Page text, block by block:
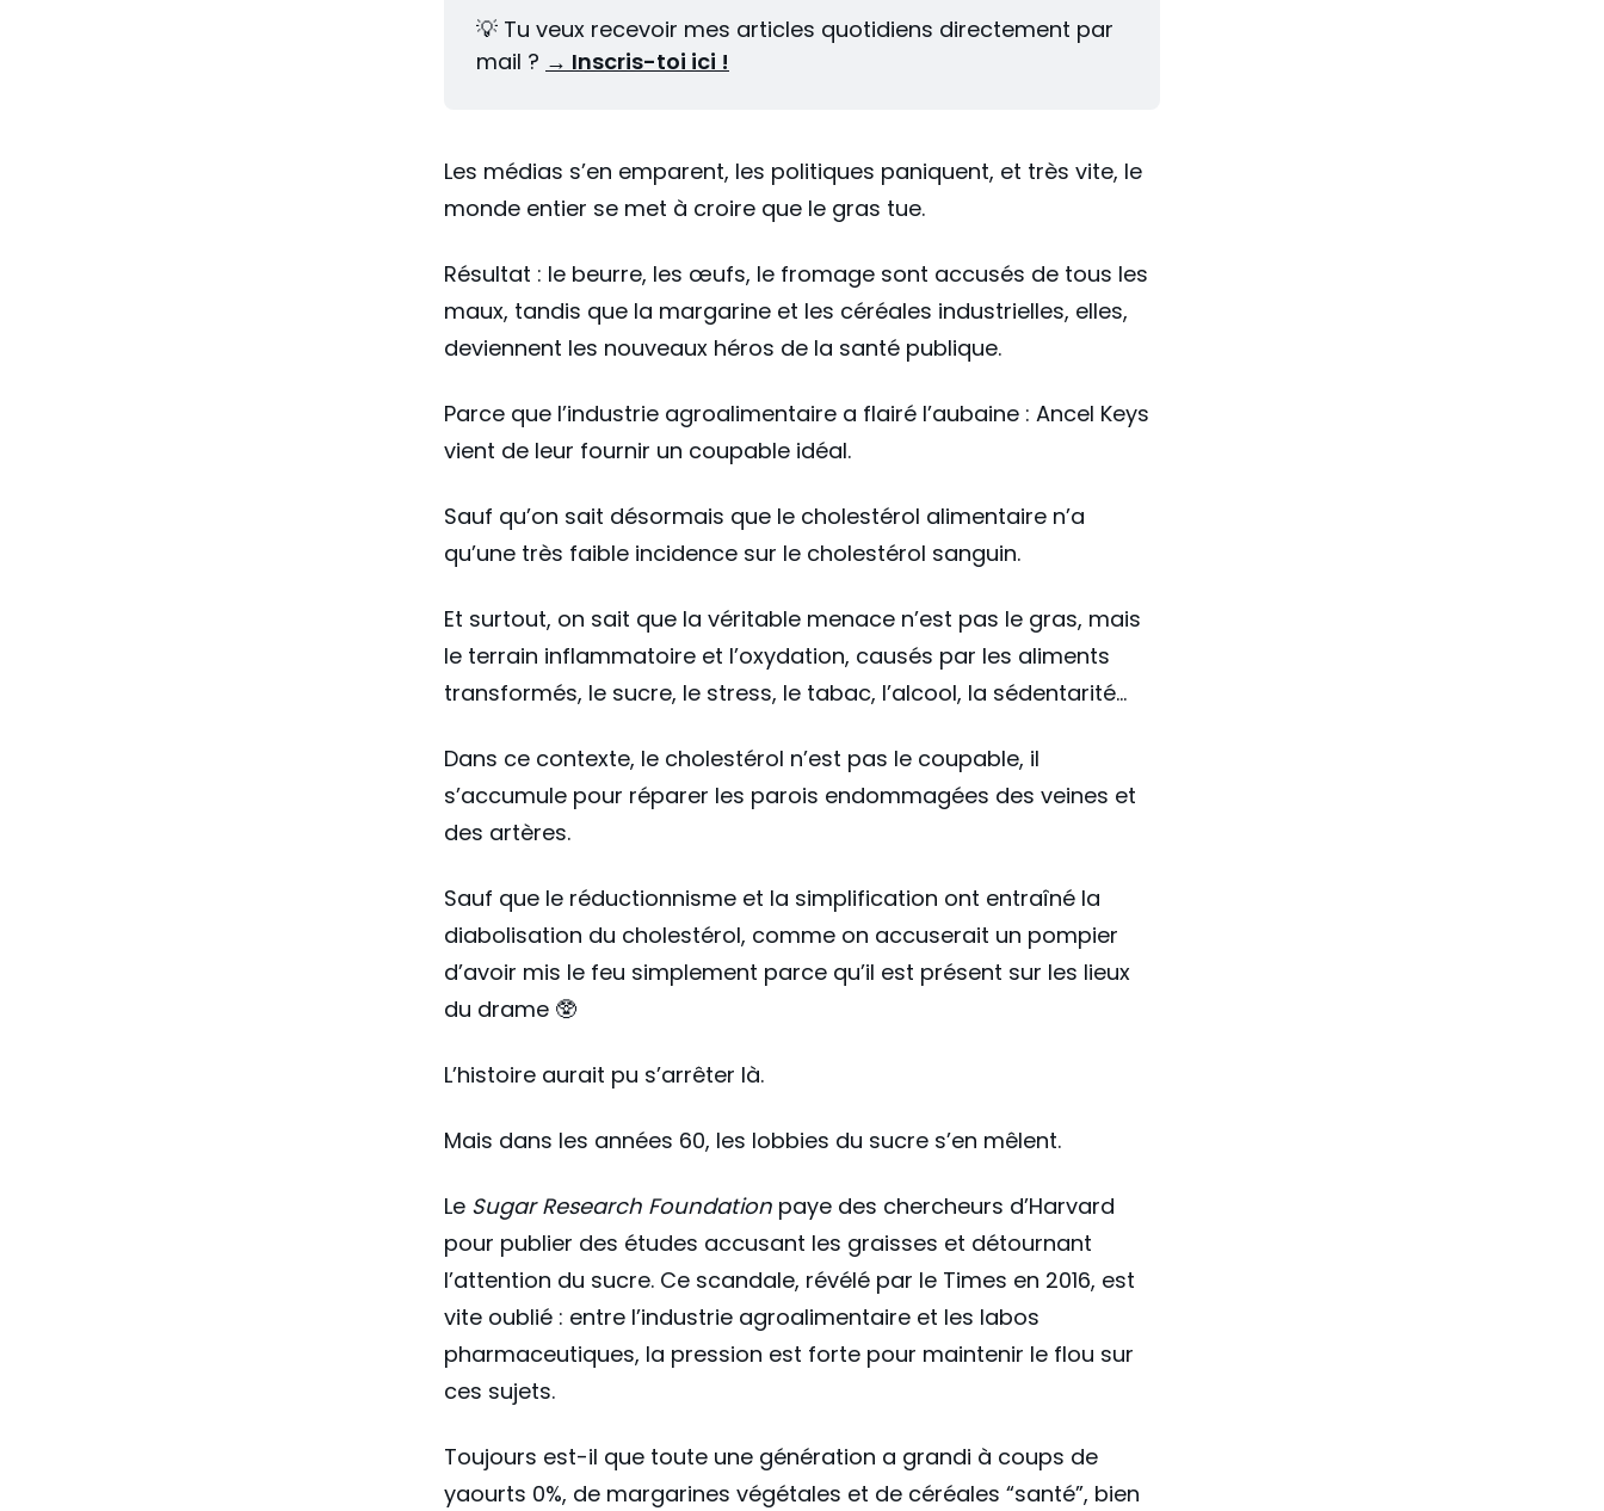
💡 Tu veux recevoir mes articles quotidiens directement par
mail ? → Inscris-toi ici !
Les médias s’en emparent, les politiques paniquent, et très vite, le
monde entier se met à croire que le gras tue.
Résultat : le beurre, les œufs, le fromage sont accusés de tous les
maux, tandis que la margarine et les céréales industrielles, elles,
deviennent les nouveaux héros de la santé publique.
Parce que l’industrie agroalimentaire a flairé l’aubaine : Ancel Keys
vient de leur fournir un coupable idéal.
Sauf qu’on sait désormais que le cholestérol alimentaire n’a
qu’une très faible incidence sur le cholestérol sanguin.
Et surtout, on sait que la véritable menace n’est pas le gras, mais
le terrain inflammatoire et l’oxydation, causés par les aliments
transformés, le sucre, le stress, le tabac, l’alcool, la sédentarité…
Dans ce contexte, le cholestérol n’est pas le coupable, il
s’accumule pour réparer les parois endommagées des veines et
des artères.
Sauf que le réductionnisme et la simplification ont entraîné la
diabolisation du cholestérol, comme on accuserait un pompier
d’avoir mis le feu simplement parce qu’il est présent sur les lieux
du drame 🥸
L’histoire aurait pu s’arrêter là.
Mais dans les années 60, les lobbies du sucre s’en mêlent.
Le Sugar Research Foundation paye des chercheurs d’Harvard
pour publier des études accusant les graisses et détournant
l’attention du sucre. Ce scandale, révélé par le Times en 2016, est
vite oublié : entre l’industrie agroalimentaire et les labos
pharmaceutiques, la pression est forte pour maintenir le flou sur
ces sujets.
Toujours est-il que toute une génération a grandi à coups de
yaourts 0%, de margarines végétales et de céréales “santé”, bien